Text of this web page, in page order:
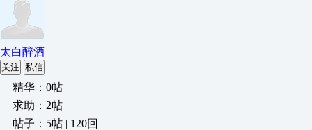
太白醉酒
关注 私信
精华：0帖
求助：2帖
帖子：5帖 | 120回